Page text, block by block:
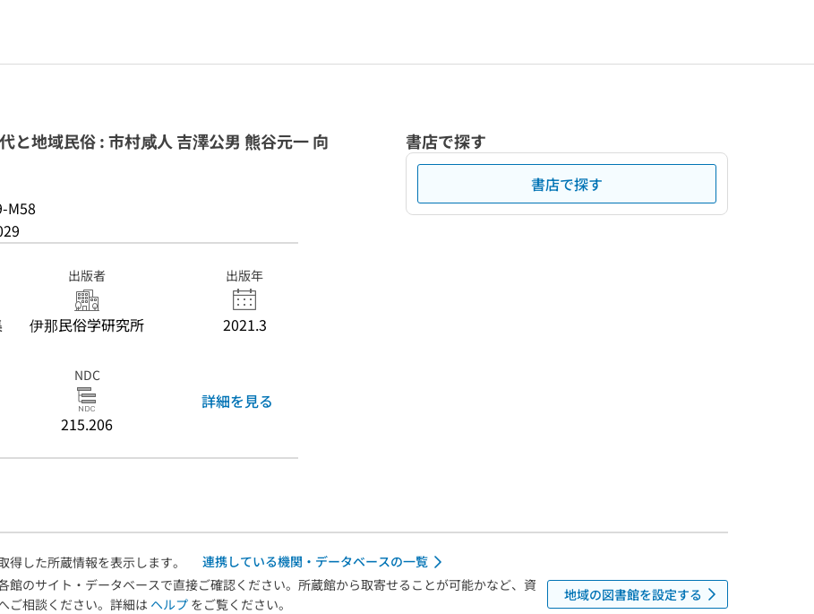
と地域民俗 : 市村咸人 吉澤公男 熊谷元一 向
M58
出版者
伊那民俗学研究所
出版年
2021.3
NDC
215.206
詳細を見る
書店で探す
書店で探す
した所蔵情報を表示します。
連携している機関・データベースの一覧
のサイト・データベースで直接ご確認ください。所蔵館から取寄せることが可能かなど、資
ご相談ください。詳細は ヘルプ をご覧ください。
地域の図書館を設定する